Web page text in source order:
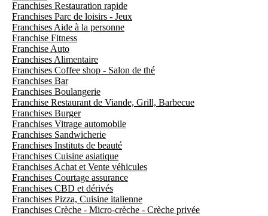
Franchises Restauration rapide
Franchises Parc de loisirs - Jeux
Franchises Aide à la personne
Franchise Fitness
Franchise Auto
Franchises Alimentaire
Franchises Coffee shop - Salon de thé
Franchises Bar
Franchises Boulangerie
Franchise Restaurant de Viande, Grill, Barbecue
Franchises Burger
Franchises Vitrage automobile
Franchises Sandwicherie
Franchises Instituts de beauté
Franchises Cuisine asiatique
Franchises Achat et Vente véhicules
Franchises Courtage assurance
Franchises CBD et dérivés
Franchises Pizza, Cuisine italienne
Franchises Crèche - Micro-crèche - Crèche privée